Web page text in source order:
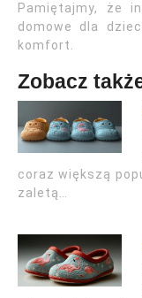
Pamiętajmy, że
domowe dla
komfort.
Zobacz
coraz większą
zaletą…